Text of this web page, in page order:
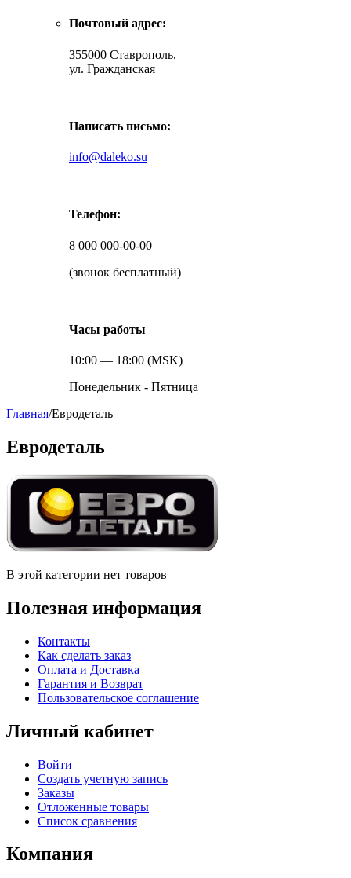
Почтовый адрес:
355000 Ставрополь,
ул. Гражданская
Написать письмо:
info@daleko.su
Телефон:
8 000 000-00-00
(звонок бесплатный)
Часы работы
10:00 — 18:00 (MSK)
Понедельник - Пятница
Главная/Евродеталь
Евродеталь
В этой категории нет товаров
Полезная информация
Контакты
Как сделать заказ
Оплата и Доставка
Гарантия и Возврат
Пользовательское соглашение
Личный кабинет
Войти
Создать учетную запись
Заказы
Отложенные товары
Список сравнения
Компания